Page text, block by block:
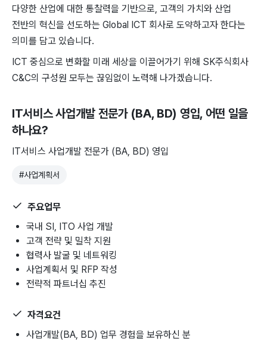
다양한 산업에 대한 통찰력을 기반으로, 고객의 가치와 산업
전반의 혁신을 선도하는 Global ICT 회사로 도약하고자 한다는
의미를 담고 있습니다.
ICT 중심으로 변화할 미래 세상을 이끌어가기 위해 SK주식회사
C&C의 구성원 모두는 끊임없이 노력해 나가겠습니다.
IT서비스 사업개발 전문가 (BA, BD) 영입, 어떤 일을
하나요?
IT서비스 사업개발 전문가 (BA, BD) 영입
#사업계획서
주요업무
국내 SI, ITO 사업 개발
고객 전략 및 밀착 지원
협력사 발굴 및 네트워킹
사업계획서 및 RFP 작성
전략적 파트너십 추진
자격요건
사업개발(BA, BD) 업무 경험을 보유하신 분